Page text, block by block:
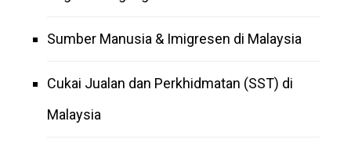
Sumber Manusia & Imigresen di Malaysia
Cukai Jualan dan Perkhidmatan (SST) di
Malaysia